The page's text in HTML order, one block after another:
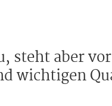
steht aber
wichtigen